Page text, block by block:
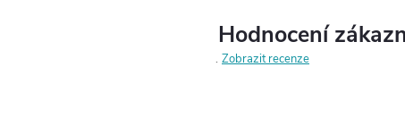
Hodnocení
Zobrazit recenze